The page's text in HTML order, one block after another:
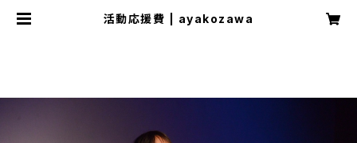
活動応援費 | ayakozawa